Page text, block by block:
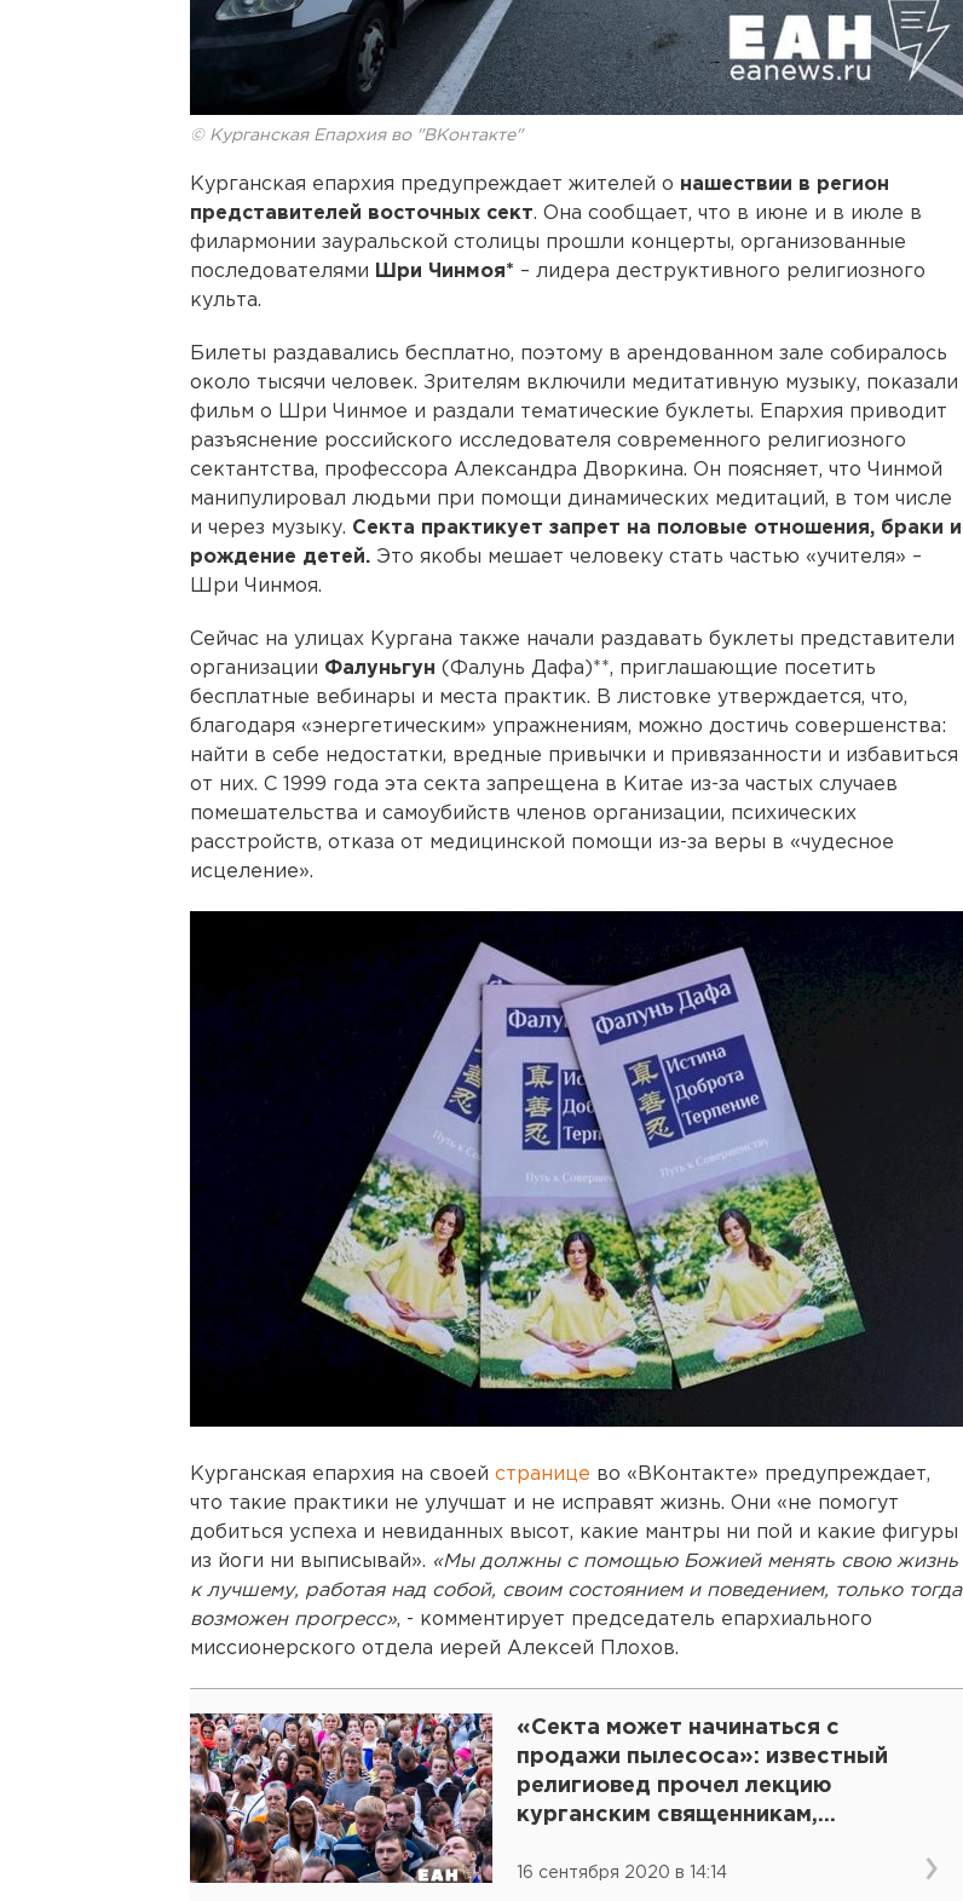
© Курганская Епархия во "ВКонтакте"
Курганская епархия предупреждает жителей о нашествии в регион
представителей восточных сект. Она сообщает, что в июне и в июле в
филармонии зауральской столицы прошли концерты, организованные
последователями Шри Чинмоя* – лидера деструктивного религиозного
культа.
Билеты раздавались бесплатно, поэтому в арендованном зале собиралось
около тысячи человек. Зрителям включили медитативную музыку, показали
фильм о Шри Чинмое и раздали тематические буклеты. Епархия приводит
разъяснение российского исследователя современного религиозного
сектантства, профессора Александра Дворкина. Он поясняет, что Чинмой
манипулировал людьми при помощи динамических медитаций, в том числе
и через музыку. Секта практикует запрет на половые отношения, браки и
рождение детей. Это якобы мешает человеку стать частью «учителя» –
Шри Чинмоя.
Сейчас на улицах Кургана также начали раздавать буклеты представители
организации Фалуньгун (Фалунь Дафа)**, приглашающие посетить
бесплатные вебинары и места практик. В листовке утверждается, что,
благодаря «энергетическим» упражнениям, можно достичь совершенства:
найти в себе недостатки, вредные привычки и привязанности и избавиться
от них. С 1999 года эта секта запрещена в Китае из-за частых случаев
помешательства и самоубийств членов организации, психических
расстройств, отказа от медицинской помощи из-за веры в «чудесное
исцеление».
Курганская епархия на своей странице во «ВКонтакте» предупреждает,
что такие практики не улучшат и не исправят жизнь. Они «не помогут
добиться успеха и невиданных высот, какие мантры ни пой и какие фигуры
из йоги ни выписывай». «Мы должны с помощью Божией менять свою жизнь
к лучшему, работая над собой, своим состоянием и поведением, только тогда
возможен прогресс», - комментирует председатель епархиального
миссионерского отдела иерей Алексей Плохов.
«Секта может начинаться с
продажи пылесоса»: известный
религиовед прочел лекцию
курганским священникам,
16 сентября 2020 в 14:14